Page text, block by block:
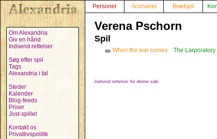
Om Alexandria
Giv en hånd
Indsend rettelser
Søg efter spil
Tags
Alexandria i tal
Steder
Kalender
Blog-feeds
Priser
Jost-spillet
Kontakt os
Privatlivspolitik
Personer Scenarier Brætspil
Verena Pschorn
Spil
✏️ When the war comes The Larporatory
Indsend rettelser for denne side